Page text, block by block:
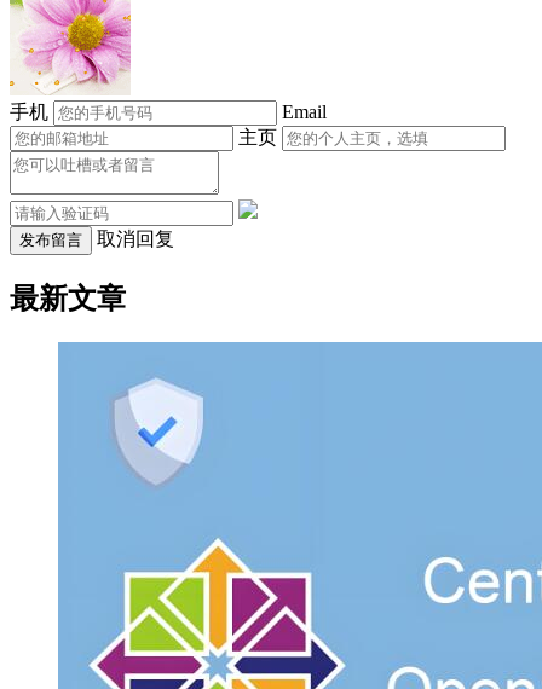
手机
Email
主页
发布留言 取消回复
最新文章